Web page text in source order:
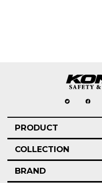
PRODUCT
COLLECTION
BRAND